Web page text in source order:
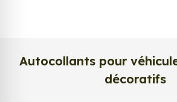
et colorée dans la chambre
peuvent également être
les murs, les meubles ou les
Autocollants pour
décoratifs